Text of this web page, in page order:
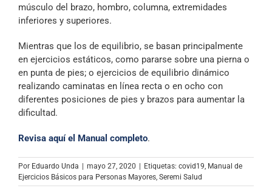
músculo del brazo, hombro, columna, extremidades
inferiores y superiores.
Mientras que los de equilibrio, se basan principalmente
en ejercicios estáticos, como pararse sobre una pierna o
en punta de pies; o ejercicios de equilibrio dinámico
realizando caminatas en línea recta o en ocho con
diferentes posiciones de pies y brazos para aumentar la
dificultad.
Revisa aquí el Manual completo.
Por Eduardo Unda mayo 27, 2020 Etiquetas: covid19, Manual de
Ejercicios Básicos para Personas Mayores, Seremi Salud